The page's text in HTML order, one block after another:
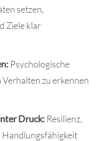
setzen,
Ziele klar
Psychologische
zu erkennen
Druck: Resilienz,
Handlungsfähigkeit